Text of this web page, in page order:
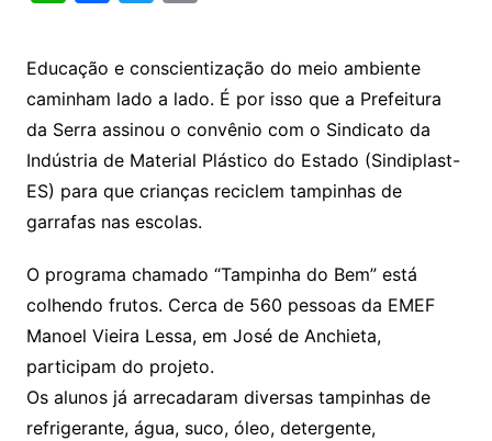
at
s
A
p
p
c
e
b
o
o
k
itt
er
ai
l
Educação e conscientização do meio ambiente
caminham lado a lado. É por isso que a Prefeitura
da Serra assinou o convênio com o Sindicato da
Indústria de Material Plástico do Estado (Sindiplast-
ES) para que crianças reciclem tampinhas de
garrafas nas escolas.
O programa chamado “Tampinha do Bem” está
colhendo frutos. Cerca de 560 pessoas da EMEF
Manoel Vieira Lessa, em José de Anchieta,
participam do projeto.
Os alunos já arrecadaram diversas tampinhas de
refrigerante, água, suco, óleo, detergente,